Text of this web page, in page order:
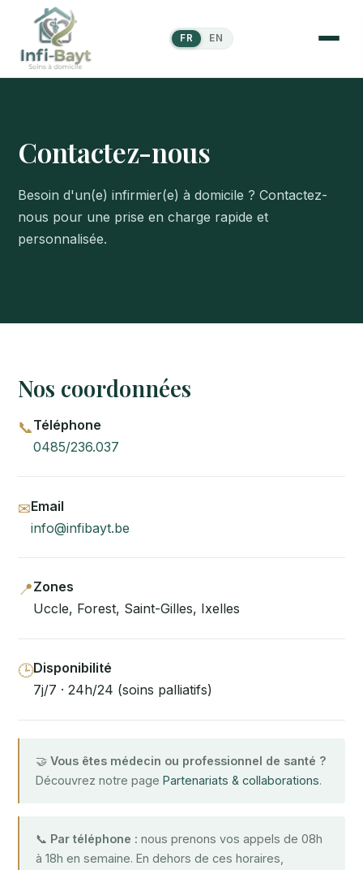
FR EN
Contactez-nous
Besoin d'un(e) infirmier(e) à domicile ? Contactez-
nous pour une prise en charge rapide et
personnalisée.
Nos coordonnées
📞Téléphone
0485/236.037
✉Email
info@infibayt.be
📍Zones
Uccle, Forest, Saint-Gilles, Ixelles
🕒Disponibilité
7j/7 · 24h/24 (soins palliatifs)
🤝 Vous êtes médecin ou professionnel de santé ?
Découvrez notre page Partenariats & collaborations.
📞 Par téléphone : nous prenons vos appels de 08h
à 18h en semaine. En dehors de ces horaires,